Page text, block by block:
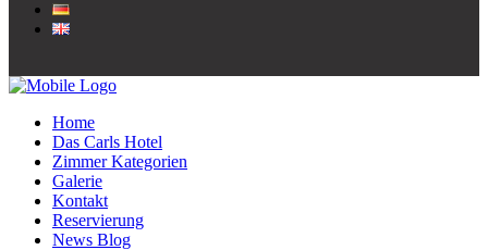
Home
Das Carls Hotel
Zimmer Kategorien
Galerie
Kontakt
Reservierung
News Blog